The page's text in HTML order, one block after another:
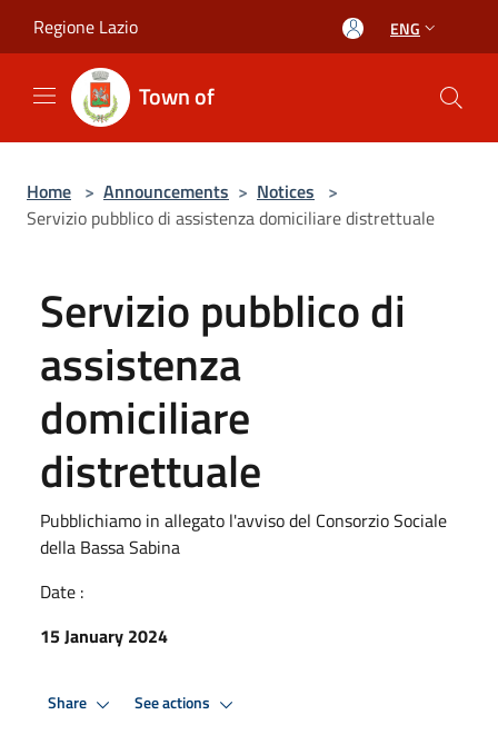
Regione Lazio ENG
Town of
Home > Announcements > Notices >
Servizio pubblico di assistenza domiciliare distrettuale
Servizio pubblico di
assistenza
domiciliare
distrettuale
Pubblichiamo in allegato l'avviso del Consorzio Sociale
della Bassa Sabina
Date :
15 January 2024
Share See actions